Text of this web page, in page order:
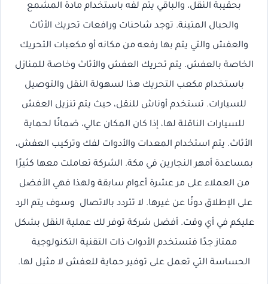
بحقيبة النقل، والباقي يتم لفه باستخدام مادة المشمع
والحبال المتينة. توجد شاحنات ورافعات تحريك الأثاث
والعفش والتي يتم بها رفعه من مكانه أو مكعبات التحريك
الخاصة بالعفش. يتم تحريك العفش والأثاث وخاصة للمنازل
باستخدام مكعب التحريك هذا لسهولة النقل والتوصيل
للسيارات. تستخدم أوناش للنقل، حيث يتم تنزيل العفش
للسيارات الناقلة لها، إذا كان المكان عالي، ضمانًا لحماية
الأثاث. يتم استخدام المعدات والأدوات لفك وتركيب العفش،
بمساعدة أمهر النجارين في مكة. الشركة تعاملت معها كثيرًا
من العملاء على مر عشرة أعوام سابقة ولهذا فهي الأفضل
على الإطلاق دونًا عن غيرها. لا تتردد بالاتصال وسوف يتم الرد
عليكم في أي وقت. أفضل شركة توفر لك عملية النقل بشكل
ممتاز جدًا فتستخدم الأدوات ذات التقنية التكنولوجية
الحساسة التي تعمل على توفير حماية للعفش لا مثيل لها.